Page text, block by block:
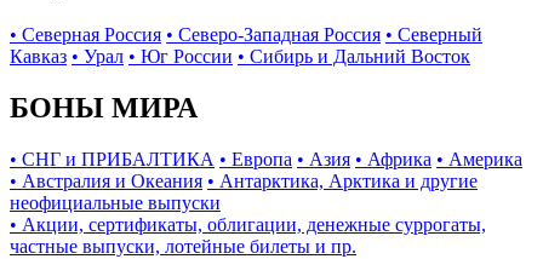
• Северная Россия • Северо-Западная Россия • Северный
Кавказ • Урал • Юг России • Сибирь и Дальний Восток
БОНЫ МИРА
• СНГ и ПРИБАЛТИКА • Европа • Азия • Африка • Америка
• Австралия и Океания • Антарктика, Арктика и другие
неофициальные выпуски
• Акции, сертификаты, облигации, денежные суррогаты,
частные выпуски, лотейные билеты и пр.